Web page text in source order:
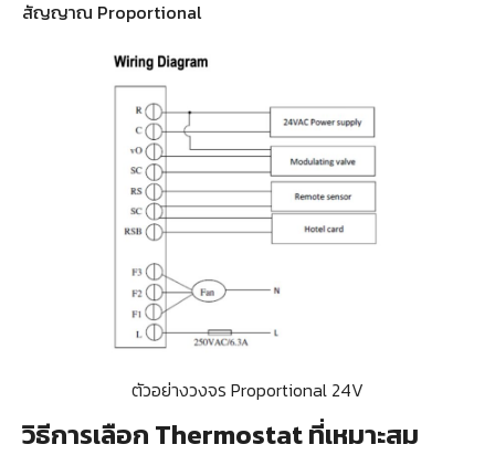
สัญญาณ Proportional
ตัวอย่างวงจร Proportional 24V
วิธีการเลือก Thermostat ที่เหมาะสม